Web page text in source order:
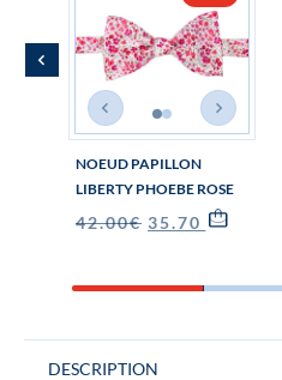
DESCRIPTION
NOEUD PAPILLON
LIBERTY PHOEBE ROSE
42.00€ 35.70 €